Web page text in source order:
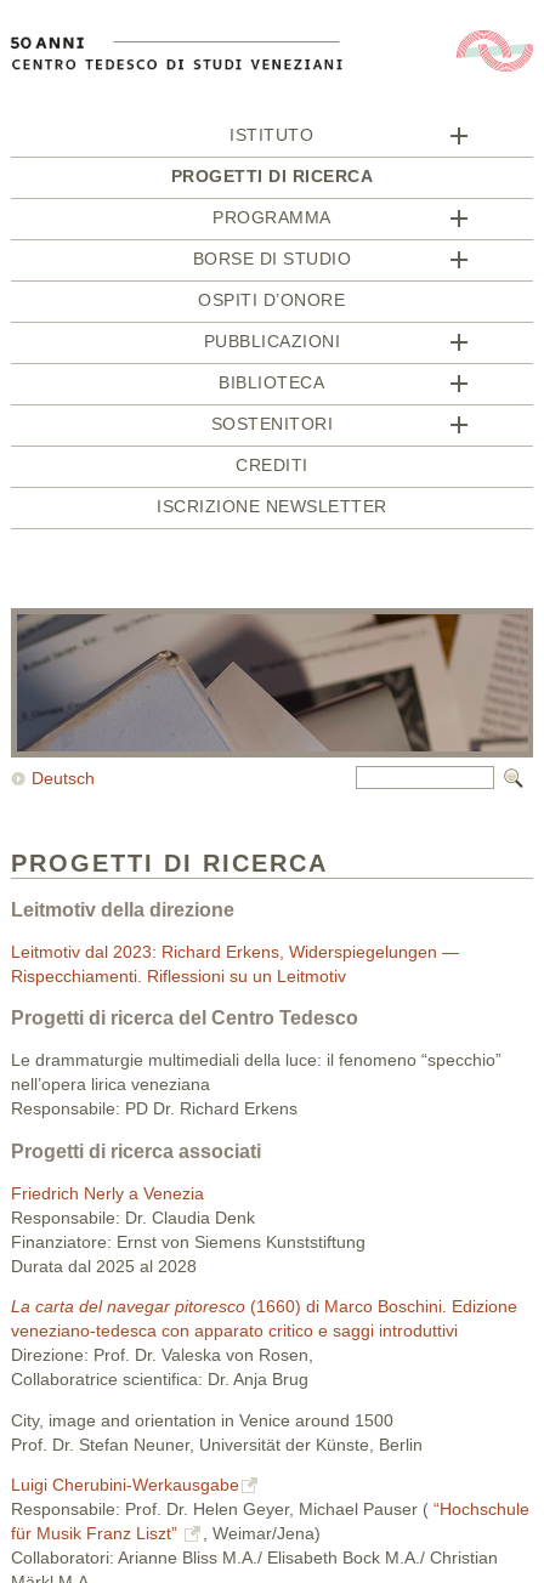
ISTITUTO
PROGETTI DI RICERCA
PROGRAMMA
BORSE DI STUDIO
OSPITI D’ONORE
PUBBLICAZIONI
BIBLIOTECA
SOSTENITORI
CREDITI
ISCRIZIONE NEWSLETTER
Deutsch
PROGETTI DI RICERCA
Leitmotiv della direzione
Leitmotiv dal 2023: Richard Erkens, Widerspiegelungen —
Rispecchiamenti. Riflessioni su un Leitmotiv
Progetti di ricerca del Centro Tedesco
Le drammaturgie multimediali della luce: il fenomeno “specchio”
nell’opera lirica veneziana
Responsabile: PD Dr. Richard Erkens
Progetti di ricerca associati
Friedrich Nerly a Venezia
Responsabile: Dr. Claudia Denk
Finanziatore: Ernst von Siemens Kunststiftung
Durata dal 2025 al 2028
La carta del navegar pitoresco(1660) di Marco Boschini. Edizione
veneziano-tedesca con apparato critico e saggi introduttivi
Direzione: Prof. Dr. Valeska von Rosen,
Collaboratrice scientifica: Dr. Anja Brug
City, image and orientation in Venice around 1500
Prof. Dr. Stefan Neuner, Universität der Künste, Berlin
Luigi Cherubini-Werkausgabe
Responsabile: Prof. Dr. Helen Geyer, Michael Pauser (“Hochschule
für Musik Franz Liszt”
, Weimar/Jena)
Collaboratori: Arianne Bliss M.A./ Elisabeth Bock M.A./ Christian